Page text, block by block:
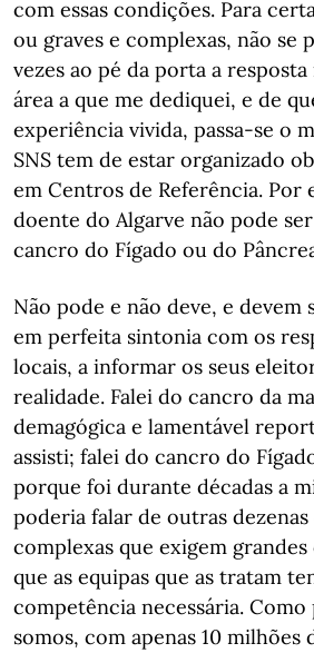
com essas condições. Para
ou graves e complexas, não se
vezes ao pé da porta a resposta
área a que me dediquei, e de
experiência vivida, passa-se o
SNS tem de estar organizado
em Centros de Referência. Por
doente do Algarve não pode
cancro do Fígado ou do
Não pode e não deve, e devem
em perfeita sintonia com os
locais, a informar os seus
realidade. Falei do cancro da
demagógica e lamentável
assisti; falei do cancro do
porque foi durante décadas a
poderia falar de outras dezenas
complexas que exigem grandes
que as equipas que as tratam
competência necessária. Como
somos, com apenas 10 milhões